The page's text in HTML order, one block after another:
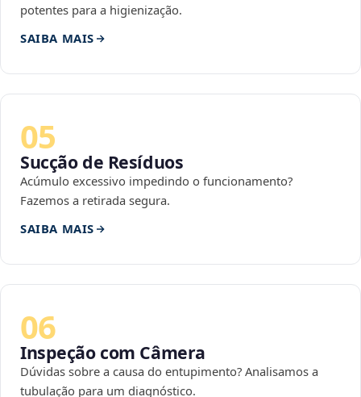
potentes para a higienização.
SAIBA MAIS
05
Sucção de Resíduos
Acúmulo excessivo impedindo o funcionamento?
Fazemos a retirada segura.
SAIBA MAIS
06
Inspeção com Câmera
Dúvidas sobre a causa do entupimento? Analisamos a
tubulação para um diagnóstico.